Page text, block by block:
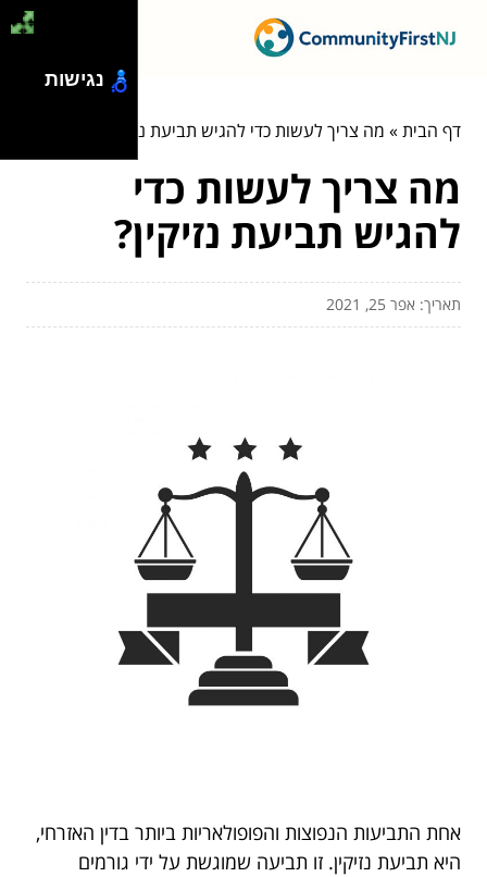
דף הבית» מה צריך לעשות כדי להגיש תביעת נזיקין?
מה צריך לעשות כדי
להגיש תביעת נזיקין?
תאריך: אפר 25, 2021
אחת התביעות הנפוצות והפופולאריות ביותר בדין האזרחי,
היא תביעת נזיקין. זו תביעה שמוגשת על ידי גורמים
נגישות